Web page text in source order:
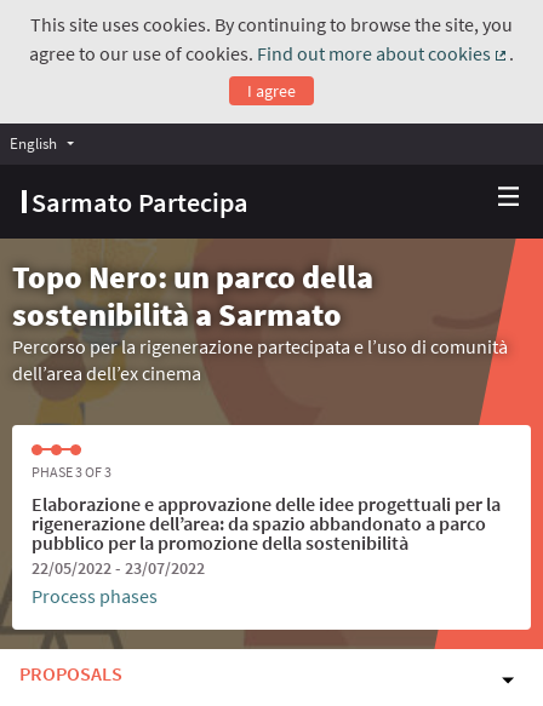
This site uses cookies. By continuing to browse the site, you
agree to our use of cookies. Find out more about cookies
.
I agree
Sarmato Partecipa
English Choose language
Topo Nero: un parco della
sostenibilità a Sarmato
Percorso per la rigenerazione partecipata e l’uso di comunità
dell’area dell’ex cinema
PHASE 3 OF 3
Elaborazione e approvazione delle idee progettuali per la
rigenerazione dell’area: da spazio abbandonato a parco
pubblico per la promozione della sostenibilità
22/05/2022 - 23/07/2022
Process phases
PROPOSALS